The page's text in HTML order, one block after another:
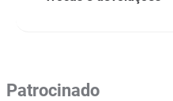
Patrocinado